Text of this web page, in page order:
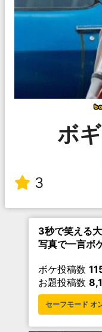
ボ
3
3秒で笑える
写真で一言ボ
ボケ投稿数
お題投稿数
セーフモード オ